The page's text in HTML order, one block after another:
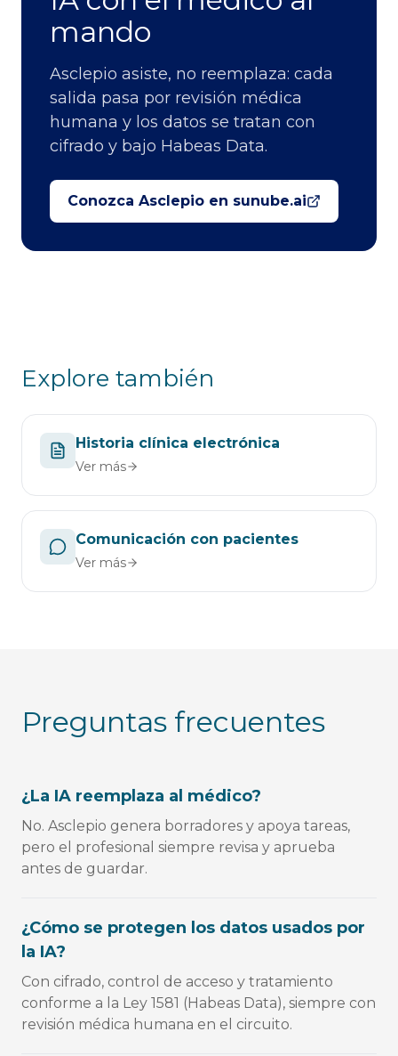
mando
Asclepio asiste, no reemplaza: cada
salida pasa por revisión médica
humana y los datos se tratan con
cifrado y bajo Habeas Data.
Conozca Asclepio en sunube.ai
Explore también
Historia clínica electrónica
Ver más
Comunicación con pacientes
Ver más
Preguntas frecuentes
¿La IA reemplaza al médico?
No. Asclepio genera borradores y apoya tareas,
pero el profesional siempre revisa y aprueba
antes de guardar.
¿Cómo se protegen los datos usados por
la IA?
Con cifrado, control de acceso y tratamiento
conforme a la Ley 1581 (Habeas Data), siempre con
revisión médica humana en el circuito.